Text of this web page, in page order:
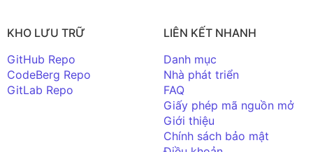
KHO LƯU TRỮ
GitHub Repo
CodeBerg Repo
GitLab Repo
LIÊN KẾT NHANH
Danh mục
Nhà phát triển
FAQ
Giấy phép mã nguồn mở
Giới thiệu
Chính sách bảo mật